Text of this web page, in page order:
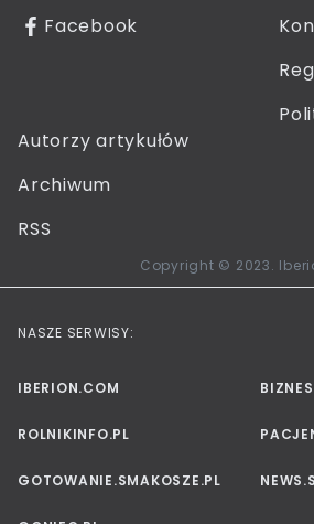
Facebook
Autorzy artykułów
Archiwum
RSS
Copyright © 2023.
NASZE SERWISY:
IBERION.COM
ROLNIKINFO.PL
GOTOWANIE.SMAKOSZE.PL